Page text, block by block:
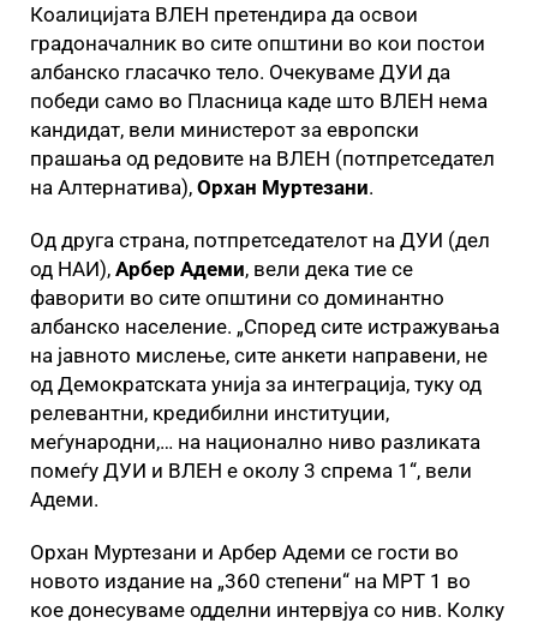
Коалицијата ВЛЕН претендира да освои
градоначалник во сите општини во кои постои
албанско гласачко тело. Очекуваме ДУИ да
победи само во Пласница каде што ВЛЕН нема
кандидат, вели министерот за европски
прашања од редовите на ВЛЕН (потпретседател
на Алтернатива), Орхан Муртезани.
Од друга страна, потпретседателот на ДУИ (дел
од НАИ), Арбер Адеми, вели дека тие се
фаворити во сите општини со доминантно
албанско население. „Според сите истражувања
на јавното мислење, сите анкети направени, не
од Демократската унија за интеграција, туку од
релевантни, кредибилни институции,
меѓународни,… на национално ниво разликата
помеѓу ДУИ и ВЛЕН е околу 3 спрема 1“, вели
Адеми.
Орхан Муртезани и Арбер Адеми се гости во
новото издание на „360 степени“ на МРТ 1 во
кое донесуваме одделни интервјуа со нив. Колку